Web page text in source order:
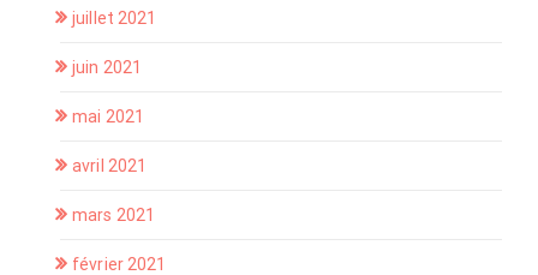
juillet 2021
juin 2021
mai 2021
avril 2021
mars 2021
février 2021